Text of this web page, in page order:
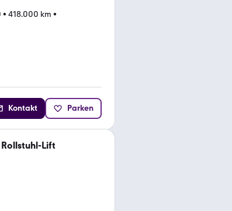
• 418.000 km •
Kontakt Parken
Lift